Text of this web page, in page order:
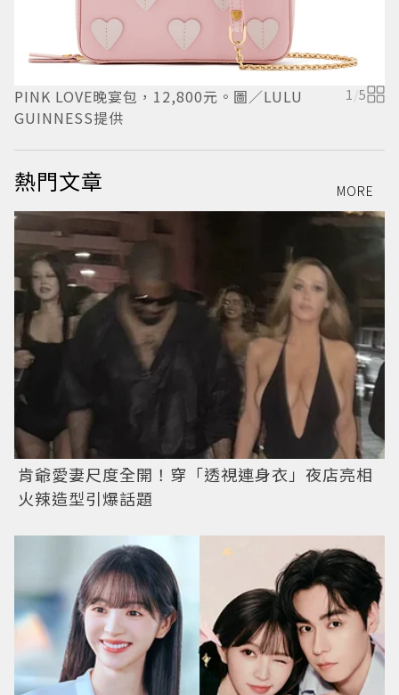
PINK LOVE晚宴包，12,800元。圖／LULU
GUINNESS提供
1/5
熱門文章 MORE
肯爺愛妻尺度全開！穿「透視連身衣」夜店亮相
火辣造型引爆話題